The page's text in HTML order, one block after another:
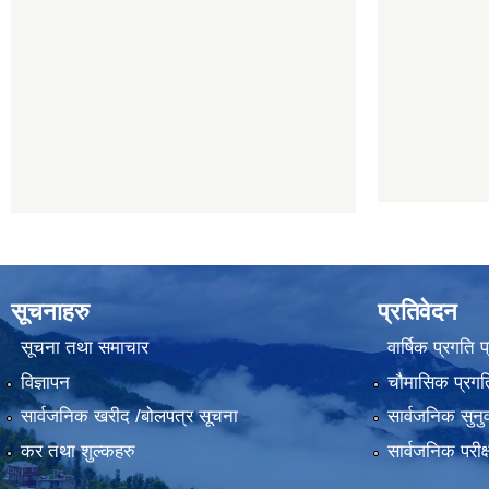
सूचनाहरु
सूचना तथा समाचार
विज्ञापन
सार्वजनिक खरीद /बोलपत्र सूचना
कर तथा शुल्कहरु
प्रतिवेदन
वार्षिक प्रगति
चौमासिक
सार्वजनिक
सार्वजनिक